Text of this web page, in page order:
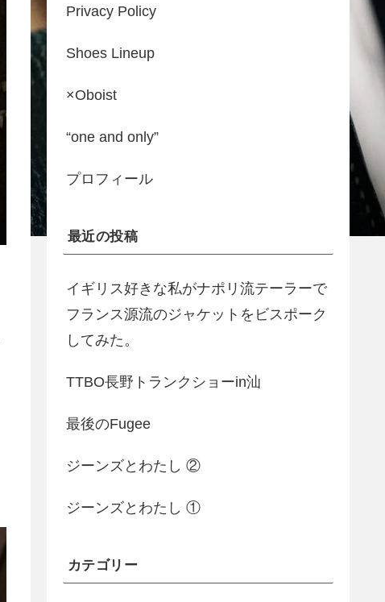
Privacy Policy
Shoes Lineup
×Oboist
“one and only”
プロフィール
最近の投稿
イギリス好きな私がナポリ流テーラーで
フランス源流のジャケットをビスポーク
してみた。
TTBO長野トランクショーin汕
最後のFugee
ジーンズとわたし ②
ジーンズとわたし ①
カテゴリー